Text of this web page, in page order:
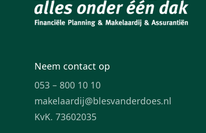
Neem contact op
053 – 800 10 10
makelaardij@blesvanderdoes.nl
KvK. 73602035